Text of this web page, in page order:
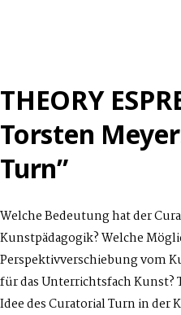
THEORY
Torsten
Turn”
Welche Bedeutung hat der
Kunstpädagogik? Welche
Perspektivverschiebung vom
für das Unterrichtsfach Kunst?
Idee des Curatorial Turn in der